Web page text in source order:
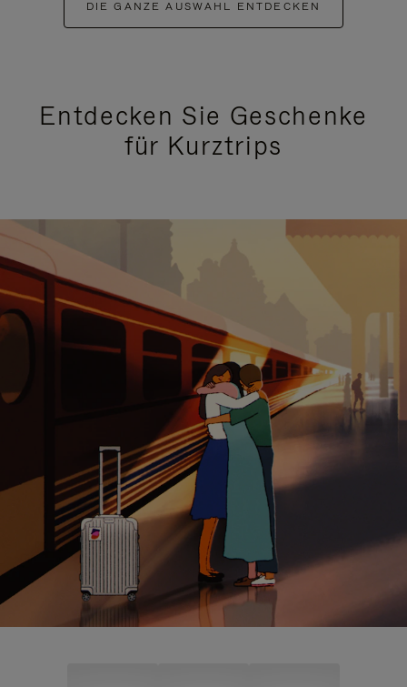
DIE GANZE AUSWAHL ENTDECKEN
Entdecken Sie Geschenke
für Kurztrips